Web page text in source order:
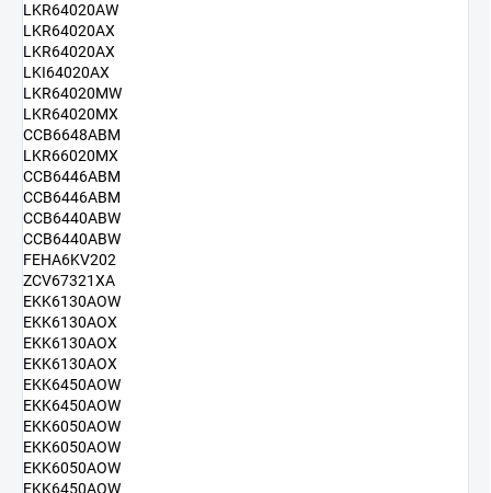
LKR64020AW
LKR64020AX
LKR64020AX
LKI64020AX
LKR64020MW
LKR64020MX
CCB6648ABM
LKR66020MX
CCB6446ABM
CCB6446ABM
CCB6440ABW
CCB6440ABW
FEHA6KV202
ZCV67321XA
EKK6130AOW
EKK6130AOX
EKK6130AOX
EKK6130AOX
EKK6450AOW
EKK6450AOW
EKK6050AOW
EKK6050AOW
EKK6050AOW
EKK6450AOW